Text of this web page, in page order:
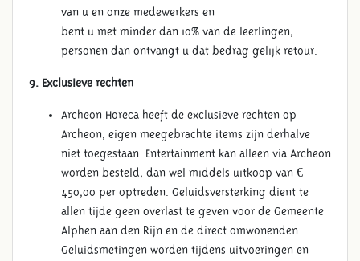
van u en onze medewerkers en
bent u met minder dan 10% van de leerlingen,
personen dan ontvangt u dat bedrag gelijk retour.
9. Exclusieve rechten
Archeon Horeca heeft de exclusieve rechten op
Archeon, eigen meegebrachte items zijn derhalve
niet toegestaan. Entertainment kan alleen via Archeon
worden besteld, dan wel middels uitkoop van €
450,00 per optreden. Geluidsversterking dient te
allen tijde geen overlast te geven voor de Gemeente
Alphen aan den Rijn en de direct omwonenden.
Geluidsmetingen worden tijdens uitvoeringen en